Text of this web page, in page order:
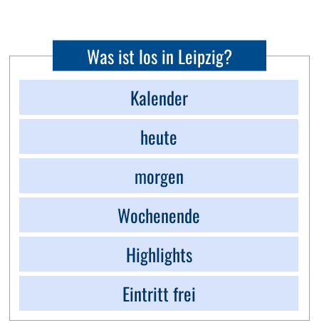
Was ist los in Leipzig?
Kalender
heute
morgen
Wochenende
Highlights
Eintritt frei